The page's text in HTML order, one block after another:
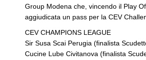
Group Modena che, vincendo il Play
aggiudicata un pass per la CEV
CEV CHAMPIONS LEAGUE
Sir Susa Scai Perugia (finalista
Cucine Lube Civitanova (finalista